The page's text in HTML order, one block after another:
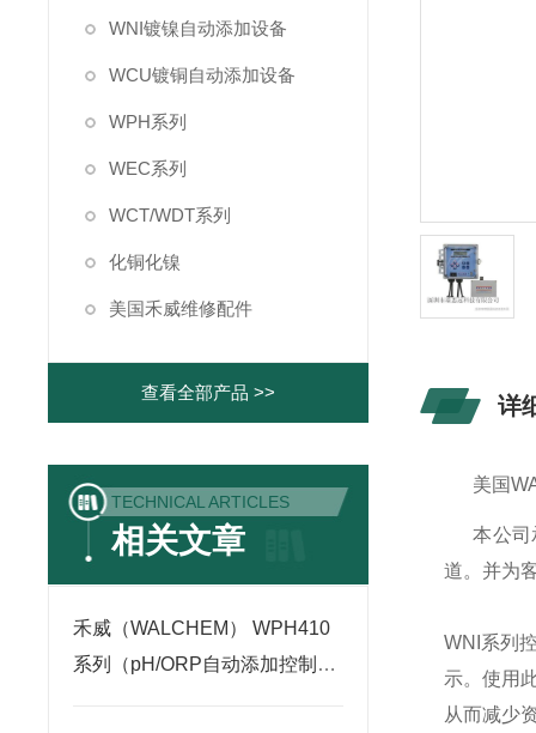
WNI镀镍自动添加设备
WCU镀铜自动添加设备
WPH系列
WEC系列
WCT/WDT系列
化铜化镍
美国禾威维修配件
查看全部产品 >>
TECHNICAL ARTICLES
相关文章
禾威（WALCHEM） WPH410
系列（pH/ORP自动添加控制
详
美国
本公司
道。并为
WNI 系列
示。使用
从而减少